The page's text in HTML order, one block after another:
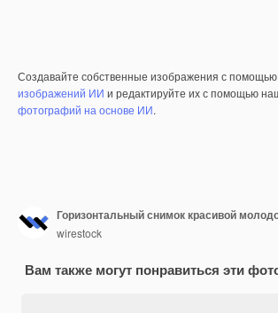
Создавайте собственные изображения с помощью
изображений ИИ и редактируйте их с помощью
фотографий на основе ИИ.
wirestock
Вам также могут понравиться эти